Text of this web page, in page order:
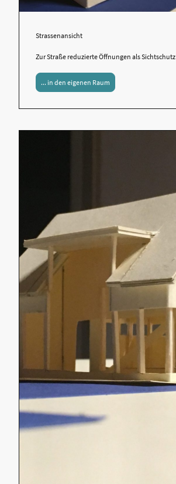
Strassenansicht
Zur Straße reduzierte Öffnungen als Sichtschutz
... in den eigenen Raum